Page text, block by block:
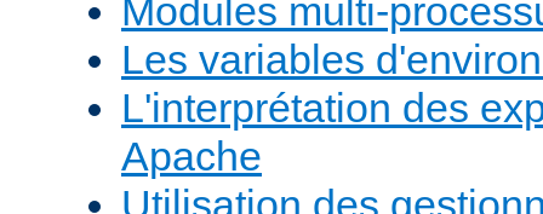
Modules multi-
Les variables
L'interprétation des
Apache
Utilisation des